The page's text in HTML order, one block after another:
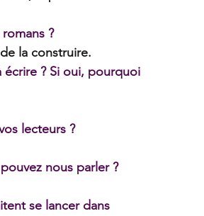
?
la construire.
écrire ? Si oui, pourquoi
lecteurs ?
nous parler ?
se lancer dans